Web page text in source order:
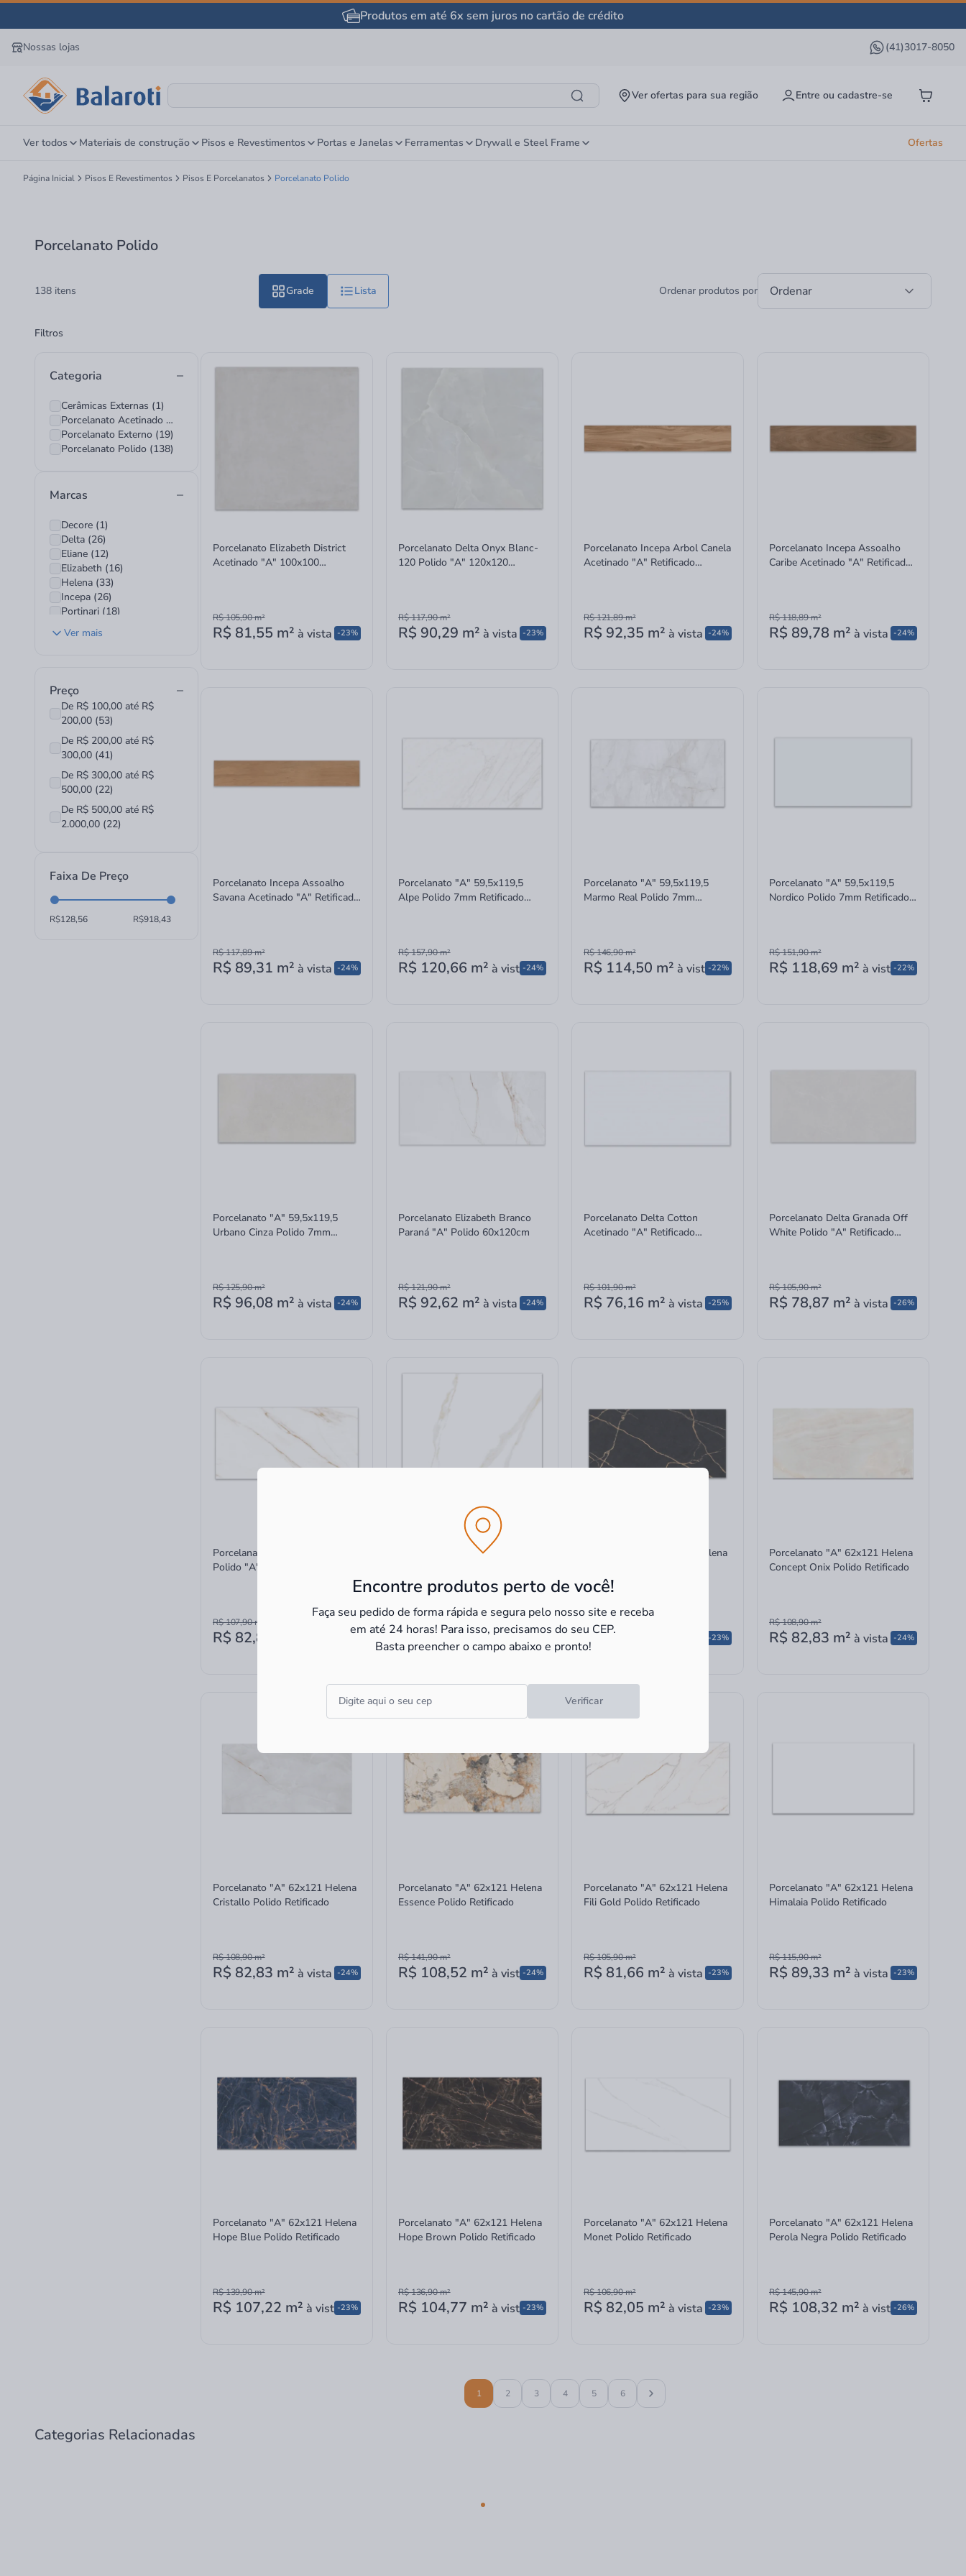
Produtos em até 6x sem juros no cartão de crédito
Nossas lojas (41)3017-8050
Ver ofertas para sua região Entre ou cadastre-se
Encontre produtos perto de você!
Faça seu pedido de forma rápida e segura pelo nosso site e receba
em até 24 horas! Para isso, precisamos do seu CEP.
Basta preencher o campo abaixo e pronto!
Verificar
Ver todos Materiais de construção Pisos e Revestimentos Portas e Janelas Ferramentas Drywall e Steel Frame Ofertas
Página Inicial Pisos E Revestimentos Pisos E Porcelanatos Porcelanato Polido
Porcelanato Polido
138 itens Grade Lista Ordenar produtos por Ordenar
Filtros
Categoria
Cerâmicas Externas (1)
Porcelanato Acetinado (16)
Porcelanato Externo (19)
Porcelanato Polido (138)
Marcas
Decore (1)
Delta (26)
Eliane (12)
Elizabeth (16)
Helena (33)
Incepa (26)
Portinari (18)
Portobello (3)
Roca (3)
Ver mais
Preço
De R$ 100,00 até R$
200,00 (53)
De R$ 200,00 até R$
300,00 (41)
De R$ 300,00 até R$
500,00 (22)
De R$ 500,00 até R$
2.000,00 (22)
Faixa De Preço
R$ R$
Porcelanato Elizabeth District
Acetinado "A" 100x100
R$ 105,90m²
R$ 81,55 m² à vista -23%
Porcelanato Delta Onyx Blanc-
120 Polido "A" 120x120
R$ 117,90m²
R$ 90,29 m² à vista -23%
Porcelanato Incepa Arbol Canela
Acetinado "A" Retificado
R$ 121,89m²
R$ 92,35 m² à vista -24%
Porcelanato Incepa Assoalho
Caribe Acetinado "A" Retificado
R$ 118,89m²
R$ 89,78 m² à vista -24%
Porcelanato Incepa Assoalho
Savana Acetinado "A" Retificado
R$ 117,89m²
R$ 89,31 m² à vista -24%
Porcelanato "A" 59,5x119,5
Alpe Polido 7mm Retificado
R$ 157,90m²
R$ 120,66 m² à vista-24%
Porcelanato "A" 59,5x119,5
Marmo Real Polido 7mm
R$ 146,90m²
R$ 114,50 m² à vista-22%
Porcelanato "A" 59,5x119,5
Nordico Polido 7mm Retificado
R$ 151,90m²
R$ 118,69 m² à vista-22%
Porcelanato "A" 59,5x119,5
Urbano Cinza Polido 7mm
R$ 125,90m²
R$ 96,08 m² à vista -24%
Porcelanato Elizabeth Branco
Paraná "A" Polido 60x120cm
R$ 121,90m²
R$ 92,62 m² à vista -24%
Porcelanato Delta Cotton
Acetinado "A" Retificado
R$ 101,90m²
R$ 76,16 m² à vista -25%
Porcelanato Delta Granada Off
White Polido "A" Retificado
R$ 105,90m²
R$ 78,87 m² à vista -26%
Porcelanato Delta Raggi Oro-r60
Polido "A" 60x120 Retificado
R$ 107,90m²
R$ 82,86
Porcelanato Polido Decore
61,8x61,8cm
R$ 77,90 m²
R$ 61,17m² à vista
Porcelanato "A" 62x121 Helena
R$ 136,90
R$ 104,77 à vista-23%
Porcelanato "A" 62x121 Helena
Concept Onix Polido Retificado
R$ 108,90m²
R$ 82,83 m² à vista -24%
Porcelanato "A" 62x121 Helena
Cristallo Polido Retificado
R$ 108,90m²
R$ 82,83 m² à vista -24%
Porcelanato "A" 62x121 Helena
Essence Polido Retificado
R$ 141,90m²
R$ 108,52 m² à vista-24%
Porcelanato "A" 62x121 Helena
Fili Gold Polido Retificado
R$ 105,90m²
R$ 81,66 m² à vista -23%
Porcelanato "A" 62x121 Helena
Himalaia Polido Retificado
R$ 115,90m²
R$ 89,33 m² à vista -23%
Porcelanato "A" 62x121 Helena
Hope Blue Polido Retificado
R$ 139,90m²
R$ 107,22 m² à vista-23%
Porcelanato "A" 62x121 Helena
Hope Brown Polido Retificado
R$ 136,90m²
R$ 104,77 m² à vista-23%
Porcelanato "A" 62x121 Helena
Monet Polido Retificado
R$ 106,90m²
R$ 82,05 m² à vista -23%
Porcelanato "A" 62x121 Helena
Perola Negra Polido Retificado
R$ 145,90m²
R$ 108,32 m² à vista-26%
1 2 3 4 5 6
Categorias Relacionadas